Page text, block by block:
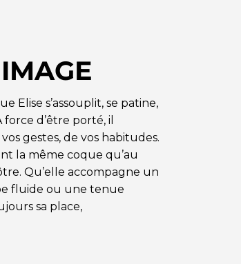
Elise s’assouplit, se patine,
d’être porté, il
gestes, de vos habitudes.
la même coque qu’au
Qu’elle accompagne un
fluide ou une tenue
sa place,